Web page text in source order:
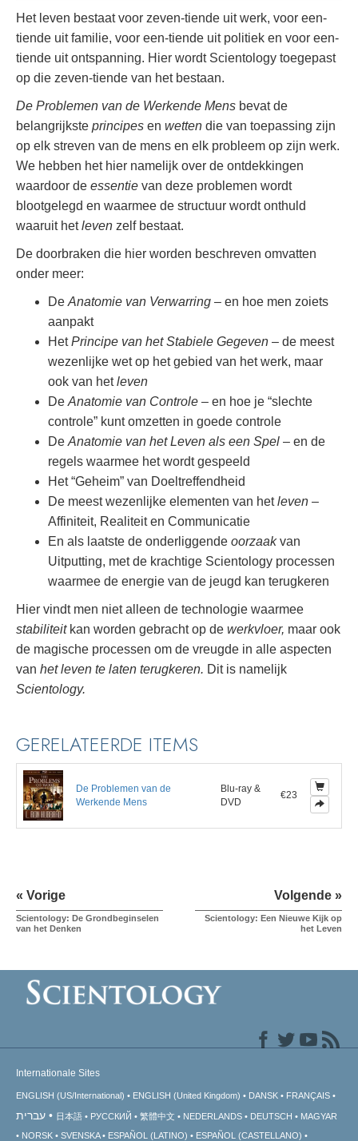
Het leven bestaat voor zeven-tiende uit werk, voor een-
tiende uit familie, voor een-tiende uit politiek en voor een-
tiende uit ontspanning. Hier wordt Scientology toegepast
op die zeven-tiende van het bestaan.
De Problemen van de Werkende Mens bevat de
belangrijkste principes en wetten die van toepassing zijn
op elk streven van de mens en elk probleem op zijn werk.
We hebben het hier namelijk over de ontdekkingen
waardoor de essentie van deze problemen wordt
blootgelegd en waarmee de structuur wordt onthuld
waaruit hetleven zelf bestaat.
De doorbraken die hier worden beschreven omvatten
onder meer:
De Anatomie van Verwarring – en hoe men zoiets
aanpakt
HetPrincipe van het Stabiele Gegeven – de meest
wezenlijke wet op het gebied van het werk, maar
ook van hetleven
De Anatomie van Controle – en hoe je “slechte
controle” kunt omzetten in goede controle
De Anatomie van het Leven als een Spel – en de
regels waarmee het wordt gespeeld
Het “Geheim” van Doeltreffendheid
De meest wezenlijke elementen van hetleven –
Affiniteit, Realiteit en Communicatie
En als laatste de onderliggende oorzaakvan
Uitputting, met de krachtige Scientology processen
waarmee de energie van de jeugd kan terugkeren
Hier vindt men niet alleen de technologie waarmee
stabiliteitkan worden gebracht op de werkvloer, maar ook
de magische processen om de vreugde in alle aspecten
van het leven te laten terugkeren. Dit is namelijk
Scientology.
GERELATEERDE ITEMS
De Problemen van de
Werkende Mens
Blu-ray &
DVD
€23
« Vorige
Scientology: De Grondbeginselen
van het Denken
Volgende »
Scientology: Een Nieuwe Kijk op
het Leven
Internationale Sites
ENGLISH (US/International) ENGLISH (United Kingdom) DANSK FRANÇAIS
עברית 日本語 РУССКИЙ 繁體中文 NEDERLANDS DEUTSCH
MAGYAR
NORSK
SVENSKA ESPAÑOL (LATINO) ESPAÑOL (CASTELLANO)